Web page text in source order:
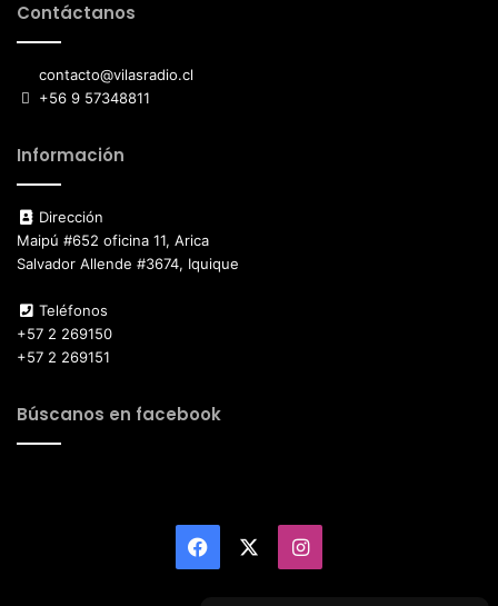
Contáctanos
contacto@vilasradio.cl
+56 9 57348811
Información
Dirección
Maipú #652 oficina 11, Arica
Salvador Allende #3674, Iquique
Teléfonos
+57 2 269150
+57 2 269151
Búscanos en facebook
Facebook Instagram